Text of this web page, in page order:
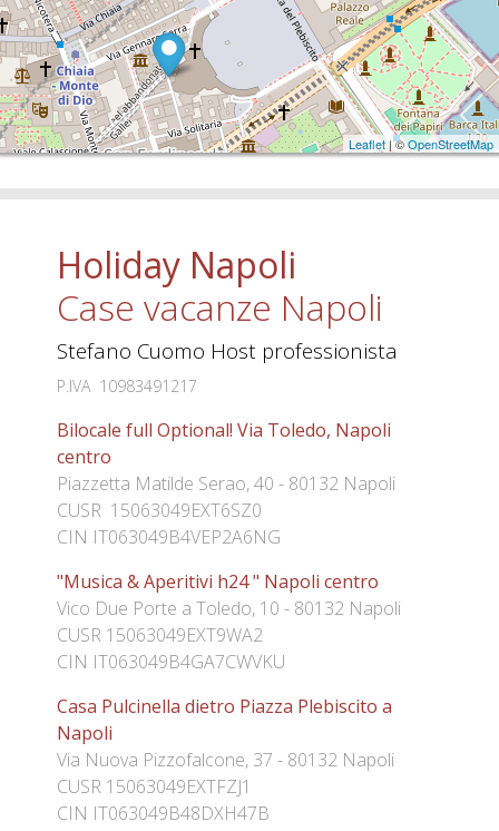
Leaflet| ©OpenStreetMap
Holiday Napoli
Case vacanze Napoli
Stefano Cuomo Host professionista
P.IVA 10983491217
Bilocale full Optional! Via Toledo, Napoli
centro
Piazzetta Matilde Serao, 40 - 80132 Napoli
CUSR 15063049EXT6SZ0
CIN IT063049B4VEP2A6NG
"Musica & Aperitivi h24 " Napoli centro
Vico Due Porte a Toledo, 10 - 80132 Napoli
CUSR 15063049EXT9WA2
CIN IT063049B4GA7CWVKU
Casa Pulcinella dietro Piazza Plebiscito a
Napoli
Via Nuova Pizzofalcone, 37 - 80132 Napoli
CUSR 15063049EXTFZJ1
CIN IT063049B48DXH47B